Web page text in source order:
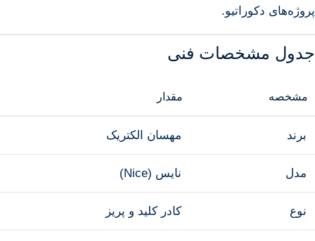
پروژه‌های دکوراتیو.
جدول مشخصات فنی
مشخصه مقدار
برند مهسان الکتریک
مدل نایس (Nice)
نوع کادر کلید و پریز